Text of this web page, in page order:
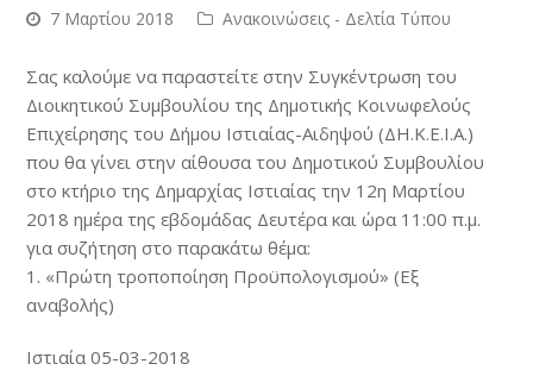
7 Μαρτίου 2018 Ανακοινώσεις - Δελτία Τύπου
Σας καλούμε να παραστείτε στην Συγκέντρωση του
Διοικητικού Συμβουλίου της Δημοτικής Κοινωφελούς
Επιχείρησης του Δήμου Ιστιαίας-Αιδηψού (ΔΗ.Κ.Ε.Ι.Α.)
που θα γίνει στην αίθουσα του Δημοτικού Συμβουλίου
στο κτήριο της Δημαρχίας Ιστιαίας την 12η Μαρτίου
2018 ημέρα της εβδομάδας Δευτέρα και ώρα 11:00 π.μ.
για συζήτηση στο παρακάτω θέμα:
1. «Πρώτη τροποποίηση Προϋπολογισμού» (Εξ
αναβολής)
Ιστιαία 05-03-2018